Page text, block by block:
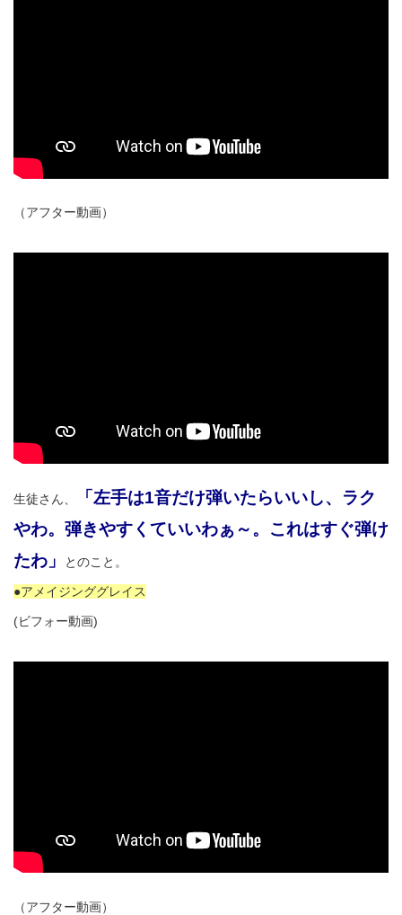
（アフター動画）
生徒さん、
「左手は1音だけ弾いたらいいし、ラク
やわ。弾きやすくていいわぁ～。これはすぐ弾け
たわ」
とのこと。
●アメイジンググレイス
(ビフォー動画)
（アフター動画）